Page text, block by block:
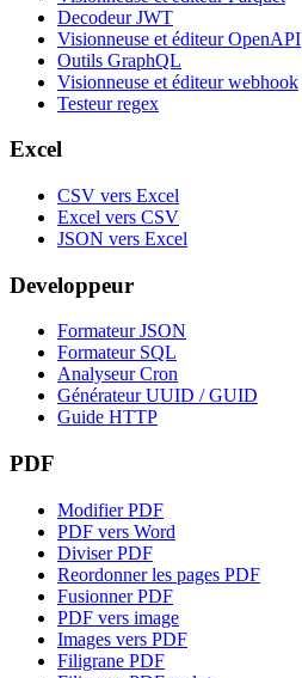
Decodeur JWT
Visionneuse et éditeur OpenAPI
Outils GraphQL
Visionneuse et éditeur webhook
Testeur regex
Excel
CSV vers Excel
Excel vers CSV
JSON vers Excel
Developpeur
Formateur JSON
Formateur SQL
Analyseur Cron
Générateur UUID / GUID
Guide HTTP
PDF
Modifier PDF
PDF vers Word
Diviser PDF
Reordonner les pages PDF
Fusionner PDF
PDF vers image
Images vers PDF
Filigrane PDF